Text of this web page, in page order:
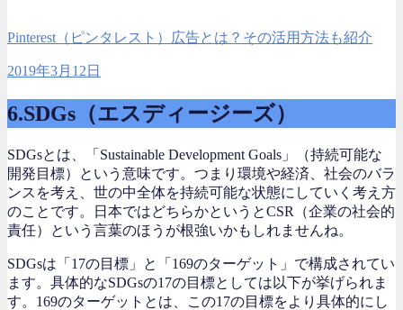
Pinterest（ピンタレスト）広告とは？その活用方法も紹介
2019年3月12日
6.SDGs（エスディージーズ）
SDGsとは、「Sustainable Development Goals」（持続可能な
開発目標）という意味です。つまり環境や経済、社会のバラ
ンスを考え、世の中全体を持続可能な状態にしていく考え方
のことです。日本ではどちらかというとCSR（企業の社会的
責任）という言葉のほうが根強いかもしれませんね。
SDGsは「17の目標」と「169のターゲット」で構成されてい
ます。具体的なSDGsの17の目標としては以下が挙げられま
す。169のターゲットとは、この17の目標をより具体的にし